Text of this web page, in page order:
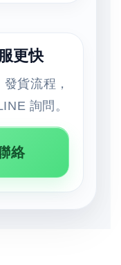
更快
貨流程，
詢問。
絡